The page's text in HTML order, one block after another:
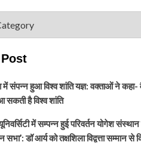
में संपन्न हुआ विश्व शांति यज्ञ: वक्ताओं ने कहा-
सकती है विश्व शांति
में सम्पन्न हुई परिवर्तन योगेश
सभा’: डॉ आर्य को तक्षशिला विद्वत्ता सम्मान से